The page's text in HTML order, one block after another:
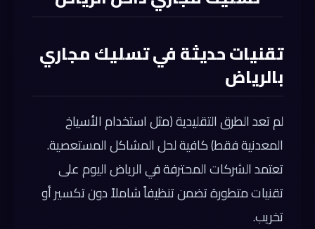
تقنيات حديثة في تسليك مجاري
بالرياض
لم تعد الطرق التقليدية (مثل استخدام الأسياخ
المعدنية فقط) كافية لحل المشاكل المستعصية.
تعتمد الشركات المحترفة في الرياض اليوم على
تقنيات متطورة تضمن تنظيفاً شاملاً دون تكسير أو
تخريب.